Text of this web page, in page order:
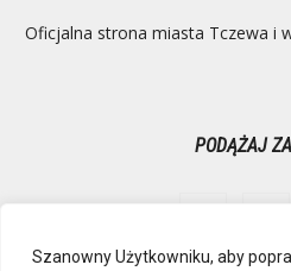
Szanowny Użytkowniku, aby
Oficjalna strona miasta Tczewa i
PODĄŻAJ